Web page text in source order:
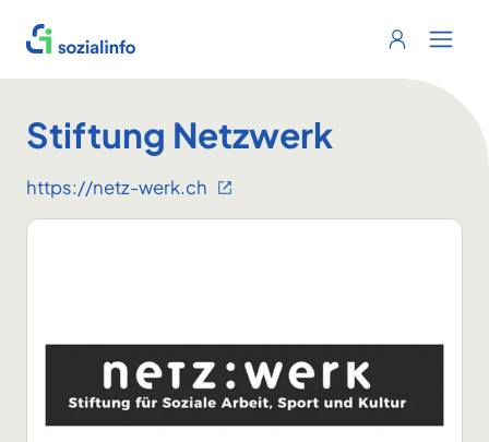
Sozialinfo
Login
Stiftung Netzwerk
https://netz-werk.ch